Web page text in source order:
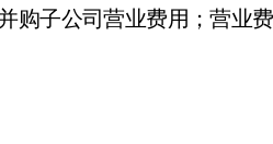
购子公司营业费用；营业